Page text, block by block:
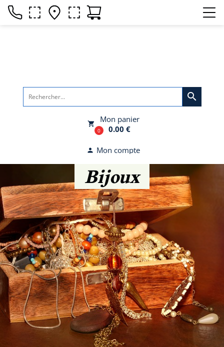
search
local_grocery_store
0
Mon panier
0.00 €
person Mon compte
Bijoux